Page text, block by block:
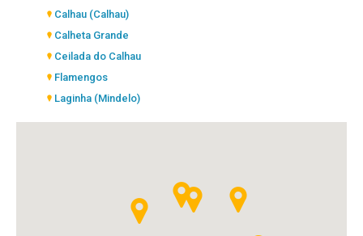
Calhau (Calhau)
Calheta Grande
Ceilada do Calhau
Flamengos
Laginha (Mindelo)
Palha Carga